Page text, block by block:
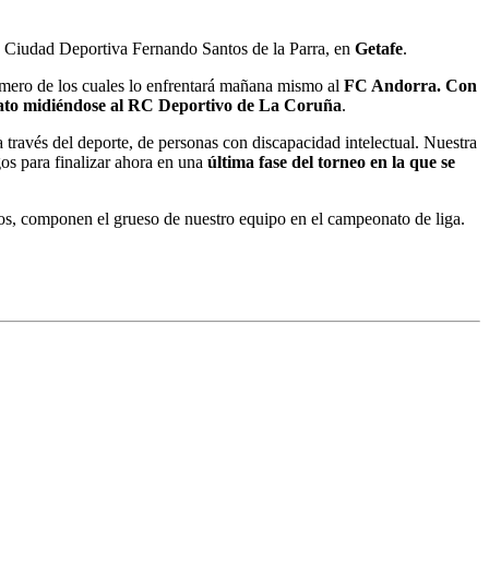
Ciudad Deportiva Fernando Santos de la Parra, en Getafe.
de los cuales lo enfrentará mañana mismo al FC Andorra. Con
midiéndose al RC Deportivo de La Coruña.
del deporte, de personas con discapacidad intelectual. Nuestra
para finalizar ahora en una última fase del torneo en la que se
componen el grueso de nuestro equipo en el campeonato de liga.